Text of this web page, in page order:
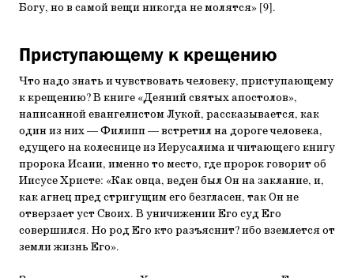
Богу, но в самой вещи никогда не молятся» [9].
Приступающему к крещению
Что надо знать и чувствовать человеку, приступающему
к крещению? В книге «Деяний святых апостолов»,
написанной евангелистом Лукой, рассказывается, как
один из них — Филипп — встретил на дороге человека,
едущего на колеснице из Иерусалима и читающего книгу
пророка Исаии, именно то место, где пророк говорит об
Иисусе Христе: «Как овца, веден был Он на заклание, и,
как агнец пред стригущим его безгласен, так Он не
отверзает уст Своих. В уничижении Его суд Его
совершился. Но род Его кто разъяснит? ибо вземлется от
земли жизнь Его».